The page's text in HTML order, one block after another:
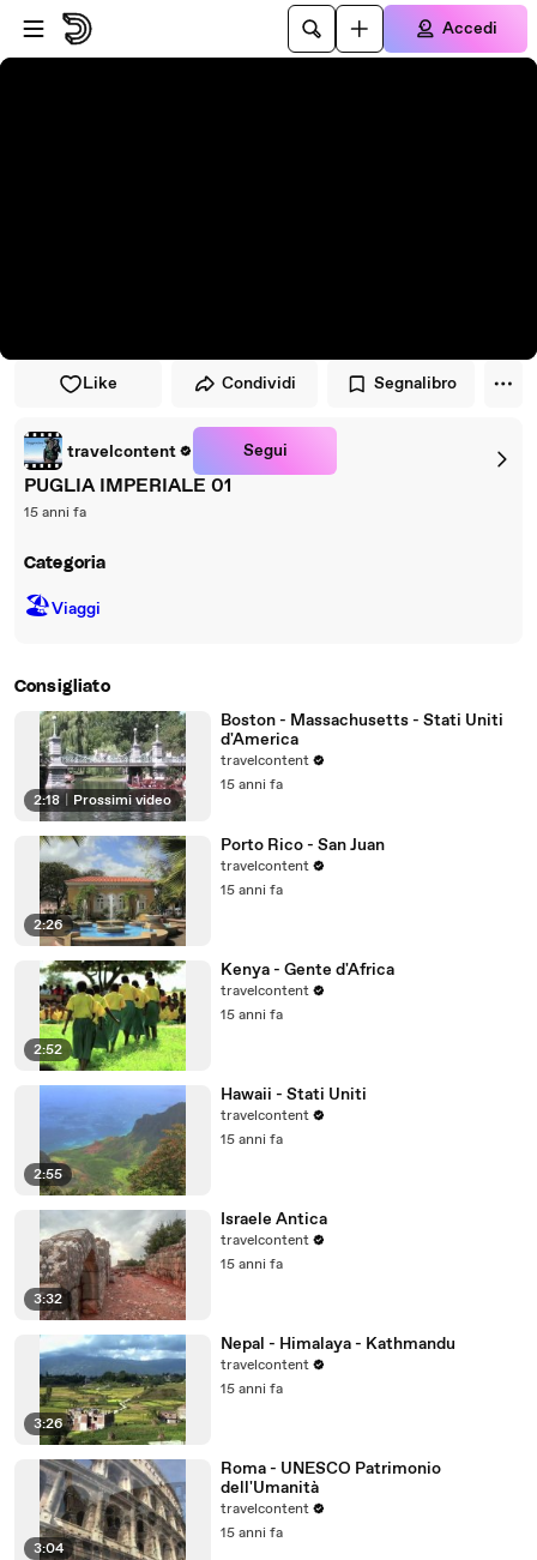
Vai al lettore
Passa al contenuto principale
Accedi
Like Condividi Segnalibro
travelcontent Segui
PUGLIA IMPERIALE 01
15 anni fa
Categoria
🏖Viaggi
Consigliato
2:18 Prossimi video
Boston - Massachusetts - Stati Uniti
d'America
travelcontent
15 anni fa
2:26
Porto Rico - San Juan
travelcontent
15 anni fa
2:52
Kenya - Gente d'Africa
travelcontent
15 anni fa
2:55
Hawaii - Stati Uniti
travelcontent
15 anni fa
3:32
Israele Antica
travelcontent
15 anni fa
3:26
Nepal - Himalaya - Kathmandu
travelcontent
15 anni fa
3:04
Roma - UNESCO Patrimonio
dell'Umanità
travelcontent
15 anni fa